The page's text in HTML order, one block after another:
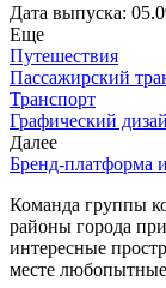
Дата выпуска:
Еще
Путешествия
Пассажирский
Транспорт
Графический
Далее
Бренд-платформа
Команда группы
районы города
интересные
месте